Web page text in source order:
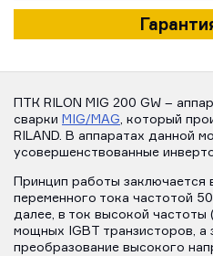
ПТК RILON MIG 200 GW –
сварки MIG/MAG , который
RILAND. В аппаратах данной
усовершенствованные
Принцип работы заключается
переменного тока частотой
далее, в ток высокой частоты
мощных IGBT транзисторов, а
преобразование высокого